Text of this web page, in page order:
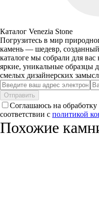
Каталог Venezia Stone
Погрузитесь в мир
камень — шедевр,
каталоге мы собрали для
яркие, уникальные образцы
смелых дизайнерских
Отправить
Соглашаюсь на
соответствии с политикой
Похожие